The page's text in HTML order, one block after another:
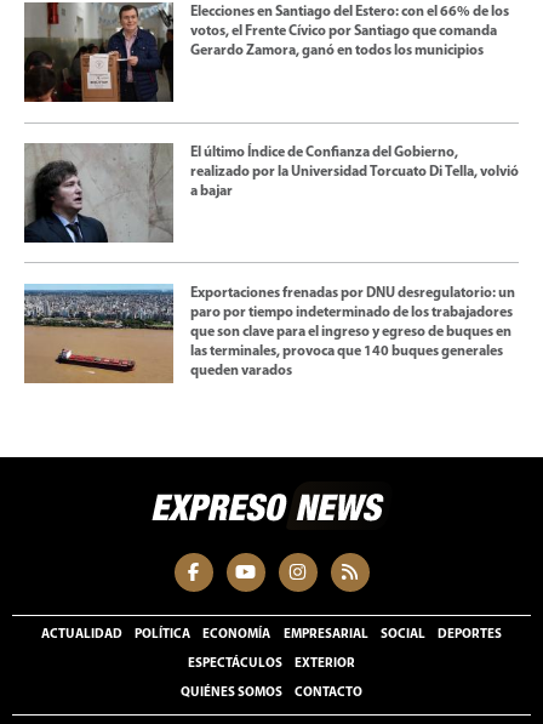
Elecciones en Santiago del Estero: con el 66% de los
votos, el Frente Cívico por Santiago que comanda
Gerardo Zamora, ganó en todos los municipios
El último Índice de Confianza del Gobierno,
realizado por la Universidad Torcuato Di Tella, volvió
a bajar
Exportaciones frenadas por DNU desregulatorio: un
paro por tiempo indeterminado de los trabajadores
que son clave para el ingreso y egreso de buques en
las terminales, provoca que 140 buques generales
queden varados
ACTUALIDAD POLÍTICA ECONOMÍA EMPRESARIAL SOCIAL DEPORTES
ESPECTÁCULOS EXTERIOR
QUIÉNES SOMOS CONTACTO